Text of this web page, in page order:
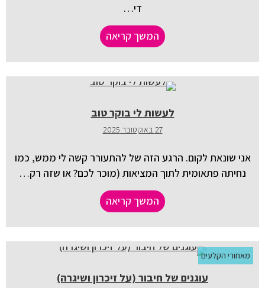
די…
המשך קריאה
לעשות לי בוקר טוב
27 באוקטובר 2025
אני שונאת לקום. הרגע הזה של להתעורר קשה לי ממש, כמו
נחיתה פתאומית לתוך המציאות (מוכר לכם? או שזה רק…
המשך קריאה
מאחורי הקלעים
עוגנים של חיבור (על זיכרון ושיגרה)